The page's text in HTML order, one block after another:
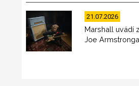
21.07.2026
Marshall uvádí
Joe